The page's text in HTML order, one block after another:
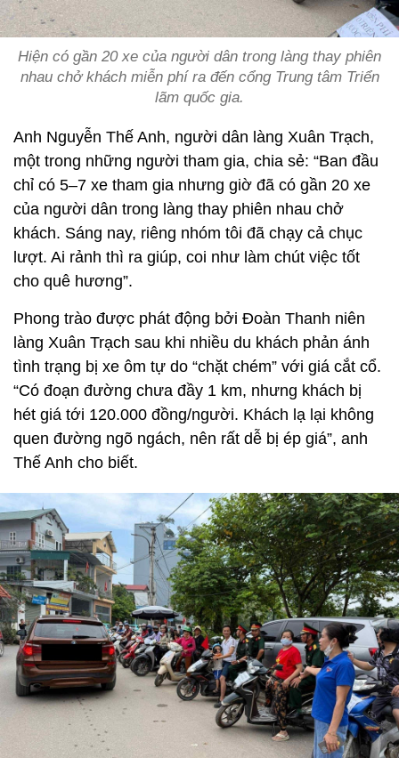
Hiện có gần 20 xe của người dân trong làng thay phiên
nhau chở khách miễn phí ra đến cổng Trung tâm Triển
lãm quốc gia.
Anh Nguyễn Thế Anh, người dân làng Xuân Trạch,
một trong những người tham gia, chia sẻ: “Ban đầu
chỉ có 5–7 xe tham gia nhưng giờ đã có gần 20 xe
của người dân trong làng thay phiên nhau chở
khách. Sáng nay, riêng nhóm tôi đã chạy cả chục
lượt. Ai rảnh thì ra giúp, coi như làm chút việc tốt
cho quê hương”.
Phong trào được phát động bởi Đoàn Thanh niên
làng Xuân Trạch sau khi nhiều du khách phản ánh
tình trạng bị xe ôm tự do “chặt chém” với giá cắt cổ.
“Có đoạn đường chưa đầy 1 km, nhưng khách bị
hét giá tới 120.000 đồng/người. Khách lạ lại không
quen đường ngõ ngách, nên rất dễ bị ép giá”, anh
Thế Anh cho biết.